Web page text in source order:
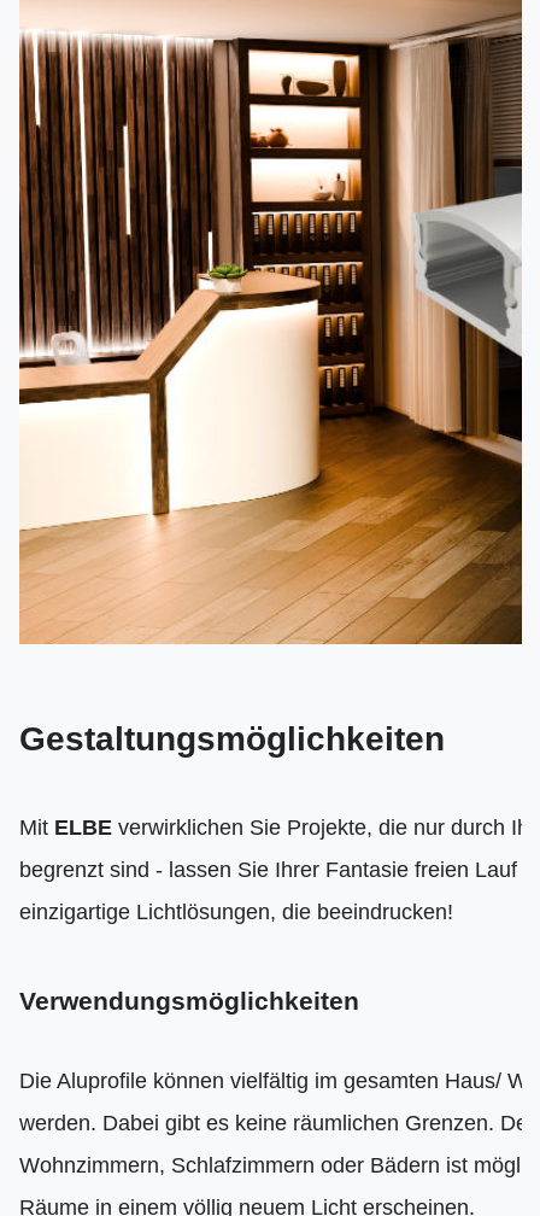
Gestaltungsmöglichkeiten
Mit ELBE verwirklichen Sie Projekte, die nur durch
begrenzt sind - lassen Sie Ihrer Fantasie freien Lauf
einzigartige Lichtlösungen, die beeindrucken!
Verwendungsmöglichkeiten
Die Aluprofile können vielfältig im gesamten Haus/
werden. Dabei gibt es keine räumlichen Grenzen.
Wohnzimmern, Schlafzimmern oder Bädern ist
Räume in einem völlig neuem Licht erscheinen.